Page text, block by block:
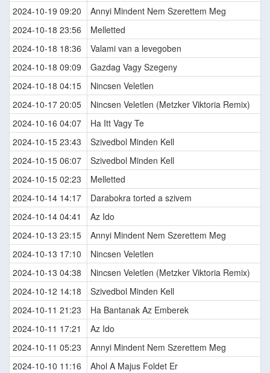
2024-10-19 09:20
Annyi Mindent Nem Szerettem Meg
2024-10-18 23:56
Melletted
2024-10-18 18:36
Valami van a levegoben
2024-10-18 09:09
Gazdag Vagy Szegeny
2024-10-18 04:15
Nincsen Veletlen
2024-10-17 20:05
Nincsen Veletlen (Metzker Viktoria Remix)
2024-10-16 04:07
Ha Itt Vagy Te
2024-10-15 23:43
Szivedbol Minden Kell
2024-10-15 06:07
Szivedbol Minden Kell
2024-10-15 02:23
Melletted
2024-10-14 14:17
Darabokra torted a szivem
2024-10-14 04:41
Az Ido
2024-10-13 23:15
Annyi Mindent Nem Szerettem Meg
2024-10-13 17:10
Nincsen Veletlen
2024-10-13 04:38
Nincsen Veletlen (Metzker Viktoria Remix)
2024-10-12 14:18
Szivedbol Minden Kell
2024-10-11 21:23
Ha Bantanak Az Emberek
2024-10-11 17:21
Az Ido
2024-10-11 05:23
Annyi Mindent Nem Szerettem Meg
2024-10-10 11:16
Ahol A Majus Foldet Er